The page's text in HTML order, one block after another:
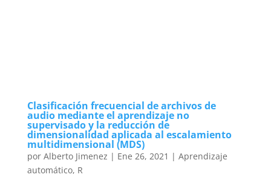
Clasificación frecuencial de archivos de
audio mediante el aprendizaje no
supervisado y la reducción de
dimensionalidad aplicada al escalamiento
multidimensional (MDS)
por Alberto Jimenez | Ene 26, 2021 | Aprendizaje
automático, R